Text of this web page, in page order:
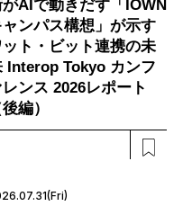
AIで動きだす「IOWN
ャンパス構想」が示す
ット・ビット連携の未
Interop Tokyo カンフ
レンス 2026レポート
後編）